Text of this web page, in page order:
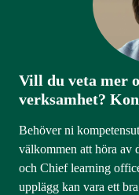
Vill du veta mer
verksamhet?
Behöver ni
välkommen att höra
och Chief learning
upplägg kan vara ett